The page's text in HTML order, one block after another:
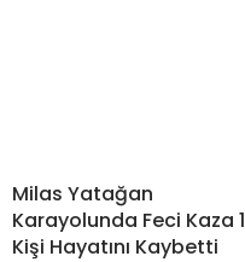
Milas Yatağan
Karayolunda Feci Kaza 1
Kişi Hayatını Kaybetti